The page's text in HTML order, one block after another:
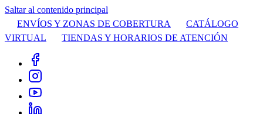
Saltar al contenido principal
ENVÍOS Y ZONAS DE COBERTURA
CATÁLOGO
VIRTUAL
TIENDAS Y HORARIOS DE ATENCIÓN